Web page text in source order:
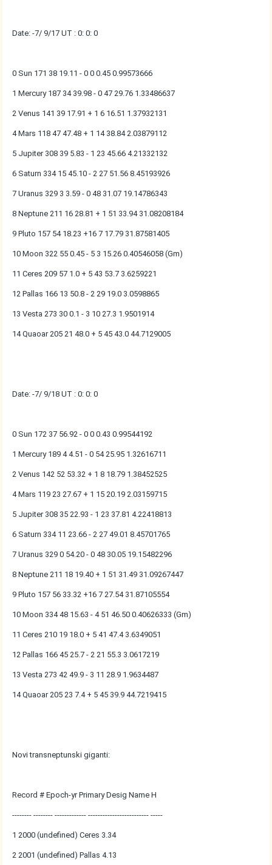
Date: -7/ 9/17 UT : 0: 0: 0
0 Sun 171 38 19.11 - 0 0 0.45 0.99573666
1 Mercury 187 34 39.98 - 0 47 29.76 1.33486637
2 Venus 141 39 17.91 + 1 6 16.51 1.37932131
4 Mars 118 47 47.48 + 1 14 38.84 2.03879112
5 Jupiter 308 39 5.83 - 1 23 45.66 4.21332132
6 Saturn 334 15 45.10 - 2 27 51.56 8.45193926
7 Uranus 329 3 3.59 - 0 48 31.07 19.14786343
8 Neptune 211 16 28.81 + 1 51 33.94 31.08208184
9 Pluto 157 54 18.23 +16 7 17.79 31.87581405
10 Moon 322 55 0.45 - 5 3 15.26 0.40546058 (Gm)
11 Ceres 209 57 1.0 + 5 43 53.7 3.6259221
12 Pallas 166 13 50.8 - 2 29 19.0 3.0598865
13 Vesta 273 30 0.1 - 3 10 27.3 1.9501914
14 Quaoar 205 21 48.0 + 5 45 43.0 44.7129005
Date: -7/ 9/18 UT : 0: 0: 0
0 Sun 172 37 56.92 - 0 0 0.43 0.99544192
1 Mercury 189 4 4.51 - 0 54 25.95 1.32616711
2 Venus 142 52 53.32 + 1 8 18.79 1.38452525
4 Mars 119 23 27.67 + 1 15 20.19 2.03159715
5 Jupiter 308 35 22.93 - 1 23 37.81 4.22418813
6 Saturn 334 11 23.66 - 2 27 49.01 8.45701765
7 Uranus 329 0 54.20 - 0 48 30.05 19.15482296
8 Neptune 211 18 19.40 + 1 51 31.49 31.09267447
9 Pluto 157 56 33.32 +16 7 27.54 31.87105554
10 Moon 334 48 15.63 - 4 51 46.50 0.40626333 (Gm)
11 Ceres 210 19 18.0 + 5 41 47.4 3.6349051
12 Pallas 166 45 25.7 - 2 21 55.3 3.0617219
13 Vesta 273 42 49.9 - 3 11 28.9 1.9634487
14 Quaoar 205 23 7.4 + 5 45 39.9 44.7219415
Novi transneptunski giganti:
Record # Epoch-yr Primary Desig Name H
-------- -------- ------------- ------------------------- -----
1 2000 (undefined) Ceres 3.34
2 2001 (undefined) Pallas 4.13